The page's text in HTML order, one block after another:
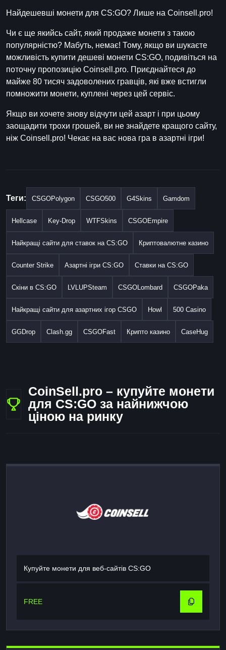
Найдешевші монети для CS:GO? Лише на Coinsell.pro!
Чи є ще якийсь сайт, який продаже монети з такою
популярністю? Мабуть, немає! Тому, якщо ви шукаєте
можливість купити дешеві монети CS:GO, подивіться на
поточну пропозицію Coinsell.pro. Приєднайтеся до
майже 80 тисяч задоволених гравців, які вже встигли
помножити монети, куплені через цей сервіс.
Якщо ви хочете знову відчути цей азарт і при цьому
заощадити трохи грошей, ви не знайдете кращого сайту,
ніж Coinsell.pro! Чекає на вас нова гра в азартні ігри!
Теги: CSGOPolygon CSGO500 G4Skins Gamdom
Hellcase Key-Drop WTFSkins CSGOEmpire
Найкращі сайти для ставок на CS:GO Криптовалютне казино
Counter Strike Азартні ігри CS:GO Ставки на CS:GO
Скіни в CS:GO LVLUPSteam CSGOLombard CSGOPaka
Найкращі сайти для азартних ігор CSGO Howl 500 Casino
GGDrop Clash.gg CSGOFast Крипто казино CaseHug
CoinSell.pro – купуйте монети
для CS:GO за найнижчою
ціною на ринку
Купуйте монети для веб-сайтів CS:GO
FREE